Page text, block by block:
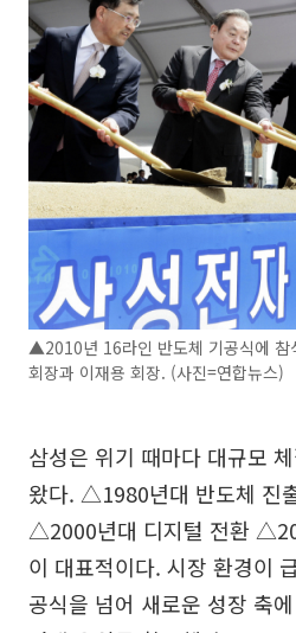
▲2010년 16라인 반도체 기공식에 참
회장과 이재용 회장. (사진=연합뉴스)
삼성은 위기 때마다 대규모
왔다. △1980년대 반도체 진
△2000년대 디지털 전환
이 대표적이다. 시장 환경이
공식을 넘어 새로운 성장 축